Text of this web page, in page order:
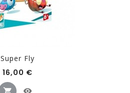
Super Fly
16,00 €